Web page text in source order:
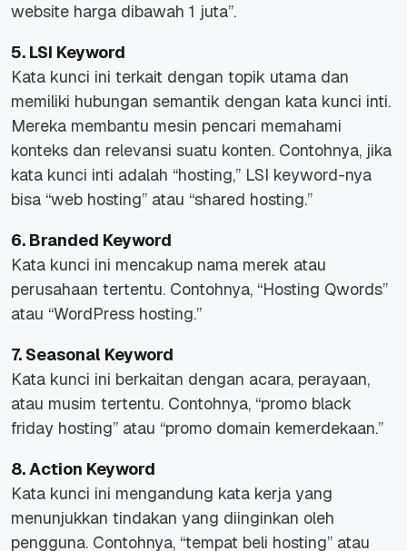
website harga dibawah 1 juta”.
5. LSI Keyword
Kata kunci ini terkait dengan topik utama dan
memiliki hubungan semantik dengan kata kunci inti.
Mereka membantu mesin pencari memahami
konteks dan relevansi suatu konten. Contohnya, jika
kata kunci inti adalah “hosting,” LSI keyword-nya
bisa “web hosting” atau “shared hosting.”
6. Branded Keyword
Kata kunci ini mencakup nama merek atau
perusahaan tertentu. Contohnya, “Hosting Qwords”
atau “WordPress hosting.”
7. Seasonal Keyword
Kata kunci ini berkaitan dengan acara, perayaan,
atau musim tertentu. Contohnya, “promo black
friday hosting” atau “promo domain kemerdekaan.”
8. Action Keyword
Kata kunci ini mengandung kata kerja yang
menunjukkan tindakan yang diinginkan oleh
pengguna. Contohnya, “tempat beli hosting” atau